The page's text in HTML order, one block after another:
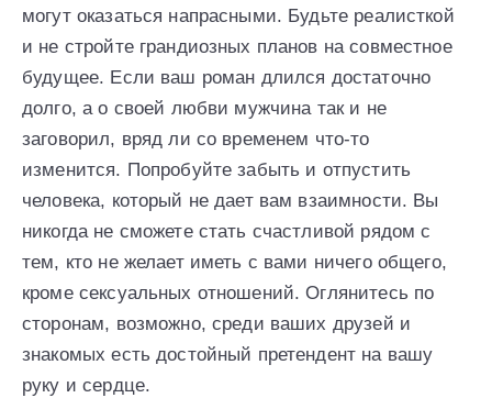
могут оказаться напрасными. Будьте реалисткой
и не стройте грандиозных планов на совместное
будущее. Если ваш роман длился достаточно
долго, а о своей любви мужчина так и не
заговорил, вряд ли со временем что-то
изменится. Попробуйте забыть и отпустить
человека, который не дает вам взаимности. Вы
никогда не сможете стать счастливой рядом с
тем, кто не желает иметь с вами ничего общего,
кроме сексуальных отношений. Оглянитесь по
сторонам, возможно, среди ваших друзей и
знакомых есть достойный претендент на вашу
руку и сердце.